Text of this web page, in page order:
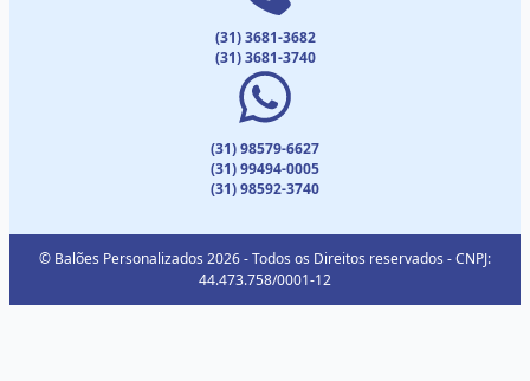
(31) 3681-3682
(31) 3681-3740
(31) 98579-6627
(31) 99494-0005
(31) 98592-3740
© Balões Personalizados 2026 - Todos os Direitos reservados - CNPJ:
44.473.758/0001-12